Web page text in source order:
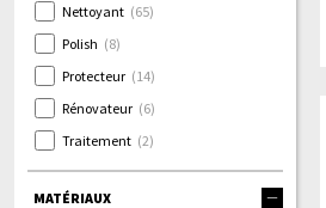
Nettoyant (65)
Polish (8)
Protecteur (14)
Rénovateur (6)
Traitement (2)
MATÉRIAUX